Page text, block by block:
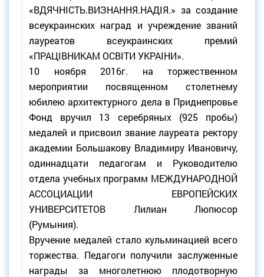
«ВДЯЧНIСТЬ.ВИЗНАННЯ.НАДIЯ.» за создание
всеукраинских наград и учреждение званий
лауреатов всеукраинских премий
«ПРАЦIВНИКАМ ОСВIТИ УКРАIНИ».
10 ноября 2016г. на торжественном
мероприятии посвященном столетнему
юбилею архитектурного дела в Приднепровье
Фонд вручил 13 серебряных (925 пробы)
медалей и присвоил звание лауреата ректору
академии Большакову Владимиру Ивановичу,
одиннадцати педагогам и Руководителю
отдела учебных программ МЕЖДУНАРОДНОЙ
АССОЦИАЦИИ ЕВРОПЕЙСКИХ
УНИВЕРСИТЕТОВ Лилиан Люпюсор
(Румыния).
Вручение медалей стало кульминацией всего
торжества. Педагоги получили заслуженные
награды за многолетнюю плодотворную